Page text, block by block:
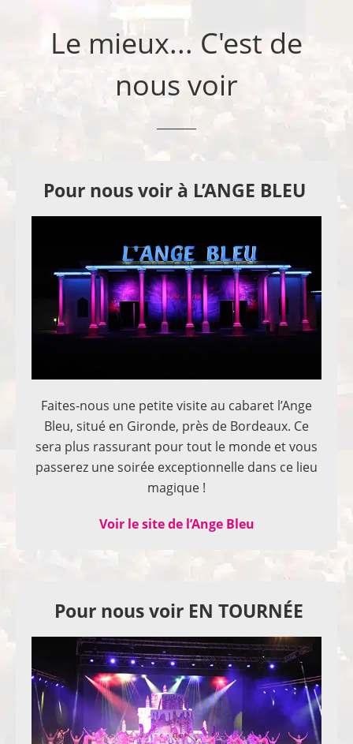
Le mieux... C'est de
nous voir
Pour nous voir à L’ANGE BLEU
Faites-nous une petite visite au cabaret l’Ange
Bleu, situé en Gironde, près de Bordeaux. Ce
sera plus rassurant pour tout le monde et vous
passerez une soirée exceptionnelle dans ce lieu
magique !
Voir le site de l’Ange Bleu
Pour nous voir EN TOURNÉE